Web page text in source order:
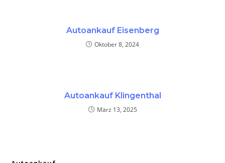
Autoankauf Eisenberg
Oktober 8, 2024
Autoankauf Klingenthal
März 13, 2025